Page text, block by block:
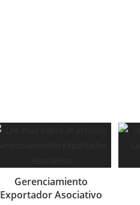
Gerenciamiento
Exportador Asociativo